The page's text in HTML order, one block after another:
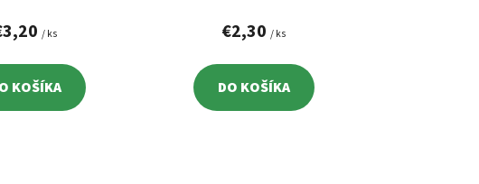
/ ks
KOŠÍKA
€2,30 / ks
DO KOŠÍKA